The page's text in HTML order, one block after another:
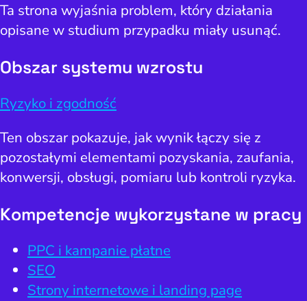
Ta strona wyjaśnia problem, który działania
opisane w studium przypadku miały usunąć.
Obszar systemu wzrostu
Ryzyko i zgodność
Ten obszar pokazuje, jak wynik łączy się z
pozostałymi elementami pozyskania, zaufania,
konwersji, obsługi, pomiaru lub kontroli ryzyka.
Kompetencje wykorzystane w pracy
PPC i kampanie płatne
SEO
Strony internetowe i landing page